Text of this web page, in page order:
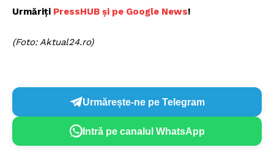
Urmăriți PressHUB și pe Google News!
(Foto: Aktual24.ro)
Urmărește-ne pe Telegram
Intră pe canalul WhatsApp